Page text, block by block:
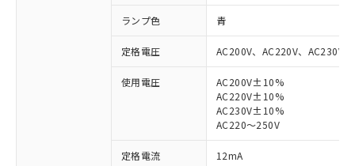
ランプ色 青
定格電圧 AC200V、AC220V、AC230V
使用電圧
AC200V±10%
AC220V±10%
AC230V±10%
AC220～250V
定格電流 12mA
対応済み：EU RoHS指令（10物質）の
非含有に対応した製品が提供可能な商品で